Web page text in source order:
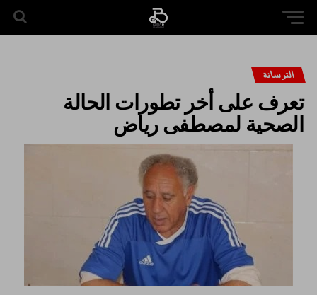
الترسانة
تعرف على أخر تطورات الحالة
الصحية لمصطفى رياض